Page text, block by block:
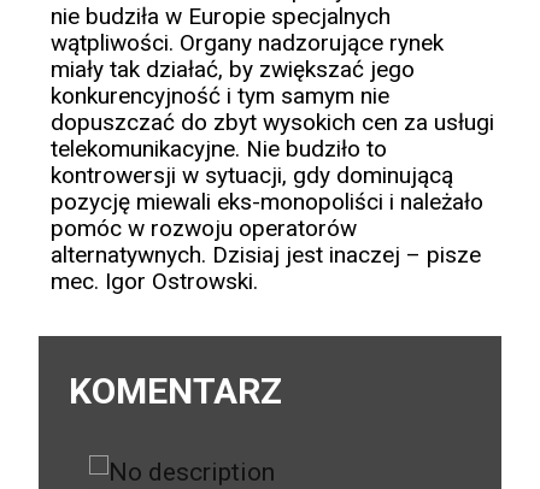
nie budziła w Europie specjalnych
wątpliwości. Organy nadzorujące rynek
miały tak działać, by zwiększać jego
konkurencyjność i tym samym nie
dopuszczać do zbyt wysokich cen za usługi
telekomunikacyjne. Nie budziło to
kontrowersji w sytuacji, gdy dominującą
pozycję miewali eks-monopoliści i należało
pomóc w rozwoju operatorów
alternatywnych. Dzisiaj jest inaczej – pisze
mec. Igor Ostrowski.
KOMENTARZ